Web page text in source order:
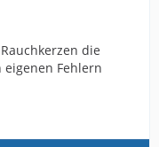
die
Fehlern